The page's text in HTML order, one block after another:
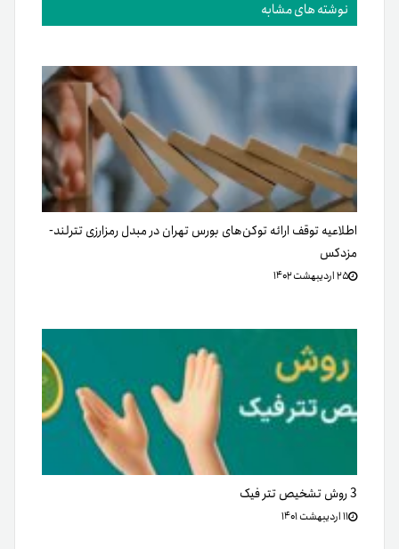
نوشته های مشابه
اطلاعیه توقف ارائه توکن‌‌های بورس تهران در مبدل رمزارزی تترلند-
مزدکس
۲۵ اردیبهشت ۱۴۰۲
3 روش تشخیص تتر فیک
۱۱ اردیبهشت ۱۴۰۱